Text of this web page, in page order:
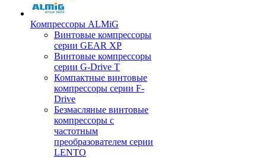
Компрессоры ALMiG
Винтовые компрессоры
серии GEAR XP
Винтовые компрессоры
серии G-Drive T
Компактные винтовые
компрессоры серии F-
Drive
Безмасляные винтовые
компрессоры с
частотным
преобразователем серии
LENTO